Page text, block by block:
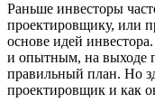
Раньше инвесторы
проектировщику, или
основе идей
и опытным, на выходе
правильный план. Но
проектировщик и как